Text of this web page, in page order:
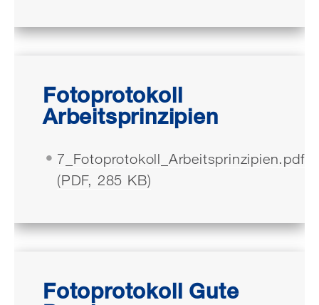
Fotoprotokoll
Arbeitsprinzipien
7_Fotoprotokoll_Arbeitsprinzipien.pdf
(PDF, 285 KB)
Fotoprotokoll Gute